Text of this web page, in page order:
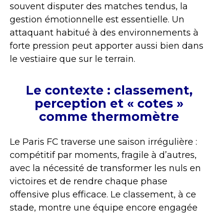
souvent disputer des matches tendus, la
gestion émotionnelle est essentielle. Un
attaquant habitué à des environnements à
forte pression peut apporter aussi bien dans
le vestiaire que sur le terrain.
Le contexte : classement,
perception et « cotes »
comme thermomètre
Le Paris FC traverse une saison irrégulière :
compétitif par moments, fragile à d’autres,
avec la nécessité de transformer les nuls en
victoires et de rendre chaque phase
offensive plus efficace. Le classement, à ce
stade, montre une équipe encore engagée